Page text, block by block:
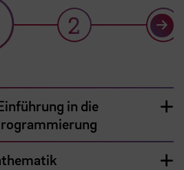
2 3
in die